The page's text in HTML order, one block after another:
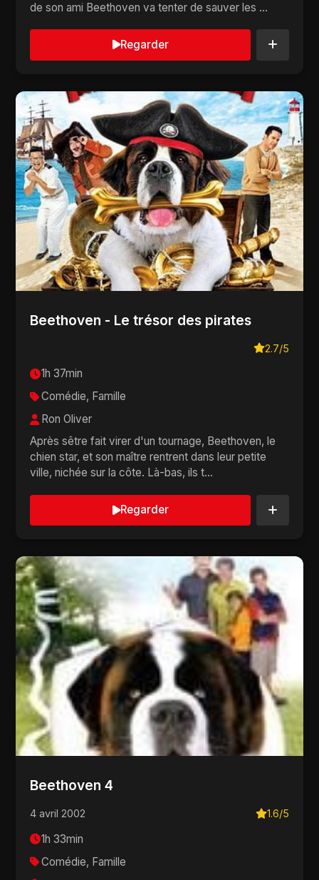
de son ami Beethoven va tenter de sauver les ...
Regarder
Beethoven - Le trésor des pirates
2.7/5
1h 37min
Comédie, Famille
Ron Oliver
Après sêtre fait virer d'un tournage, Beethoven, le
chien star, et son maître rentrent dans leur petite
ville, nichée sur la côte. Là-bas, ils t...
Regarder
Beethoven 4
4 avril 2002 1.6/5
1h 33min
Comédie, Famille